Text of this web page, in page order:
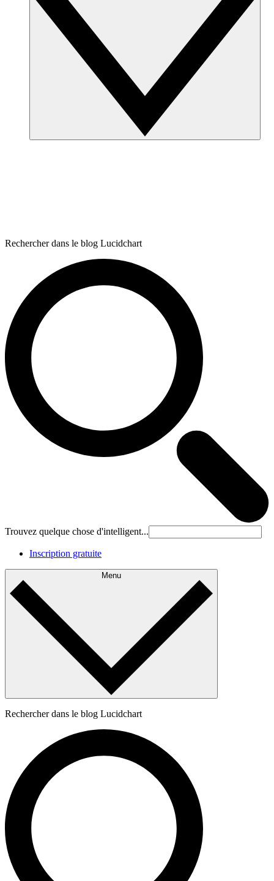
Rechercher dans le blog Lucidchart
Trouvez quelque chose d'intelligent...
Inscription gratuite
Menu
Rechercher dans le blog Lucidchart